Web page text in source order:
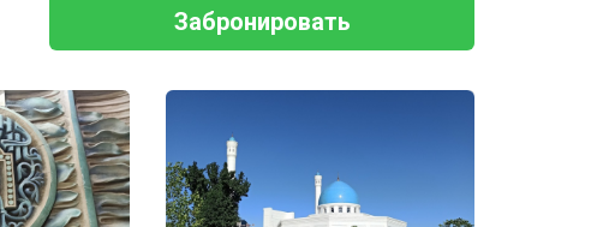
Забронировать